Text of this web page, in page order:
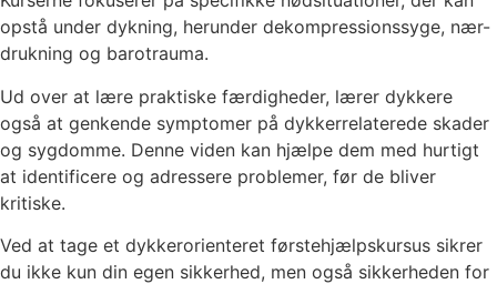
opstå under dykning, herunder dekompressionssyge, nær-
drukning og barotrauma.
Ud over at lære praktiske færdigheder, lærer dykkere
også at genkende symptomer på dykkerrelaterede skader
og sygdomme. Denne viden kan hjælpe dem med hurtigt
at identificere og adressere problemer, før de bliver
kritiske.
Ved at tage et dykkerorienteret førstehjælpskursus sikrer
du ikke kun din egen sikkerhed, men også sikkerheden for